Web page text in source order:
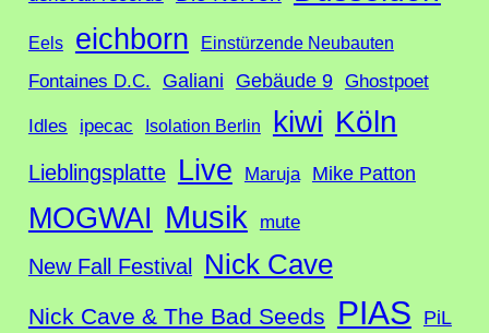
Eels eichborn Einstürzende Neubauten
Fontaines D.C. Galiani Gebäude 9 Ghostpoet
Idles ipecac Isolation Berlin kiwi Köln
Lieblingsplatte Live Maruja Mike Patton
MOGWAI Musik mute
New Fall Festival Nick Cave
Nick Cave & The Bad Seeds PIAS PiL